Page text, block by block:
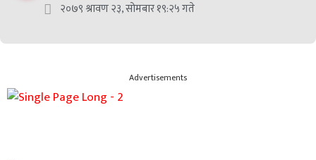
२०७९ श्रावण २३, सोमबार १९:२५ गते
Advertisements